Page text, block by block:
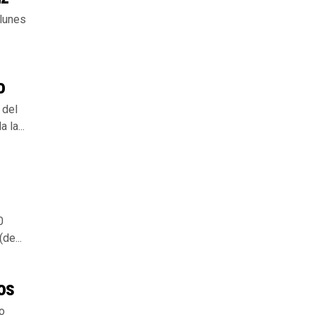
del
la...